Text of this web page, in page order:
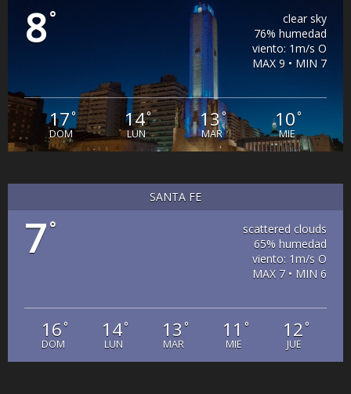
8°
clear sky
76% humedad
viento: 1m/s O
MAX 9 • MIN 7
17°
DOM
14°
LUN
13°
MAR
10°
MIE
SANTA FE
7°
scattered clouds
65% humedad
viento: 1m/s O
MAX 7 • MIN 6
16°
DOM
14°
LUN
13 °
MAR
11 °
MIE
12°
JUE